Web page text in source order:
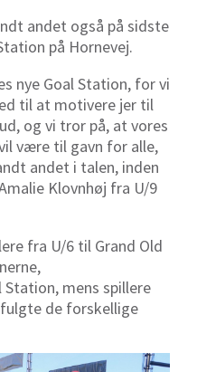
andet også på sidste
på Hornevej.
nye Goal Station, for vi
til at motivere jer til
og vi tror på, at vores
være til gavn for alle,
andet i talen, inden
Klovnhøj fra U/9
fra U/6 til Grand Old
mens spillere
de forskellige